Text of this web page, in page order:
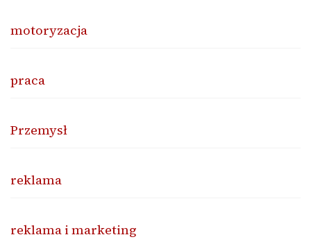
motoryzacja
praca
Przemysł
reklama
reklama i marketing